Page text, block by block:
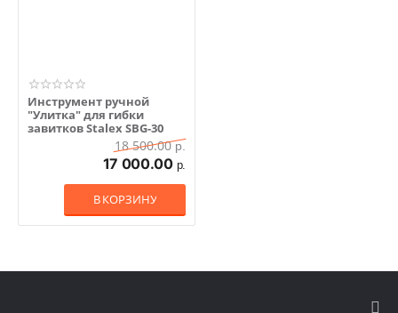
Инструмент ручной
"Улитка" для гибки
завитков Stalex SBG-30
18 500.00 р.
17 000.00 р.
В КОРЗИНУ